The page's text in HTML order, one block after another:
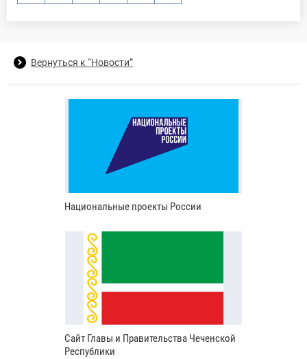
Вернуться к “Новости”
Национальные проекты России
Сайт Главы и Правительства Чеченской
Республики